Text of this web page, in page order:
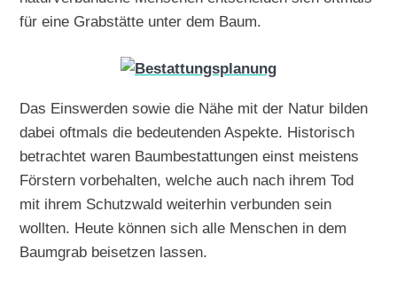
für eine Grabstätte unter dem Baum.
Das Einswerden sowie die Nähe mit der Natur bilden
dabei oftmals die bedeutenden Aspekte. Historisch
betrachtet waren Baumbestattungen einst meistens
Förstern vorbehalten, welche auch nach ihrem Tod
mit ihrem Schutzwald weiterhin verbunden sein
wollten. Heute können sich alle Menschen in dem
Baumgrab beisetzen lassen.